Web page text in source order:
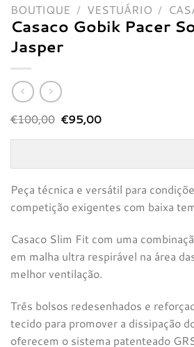
BOUTIQUE / VESTUÁRIO /
Casaco Gobik Pacer
Jasper
€100,00 O
preço
original
€95,00O
atual
Peça técnica e versátil para
competição exigentes com baixa
Casaco Slim Fit com uma
em malha ultra respirável na área
melhor ventilação.
Três bolsos redesenhados e
tecido para promover a dissipação
oferecem o sistema patenteado